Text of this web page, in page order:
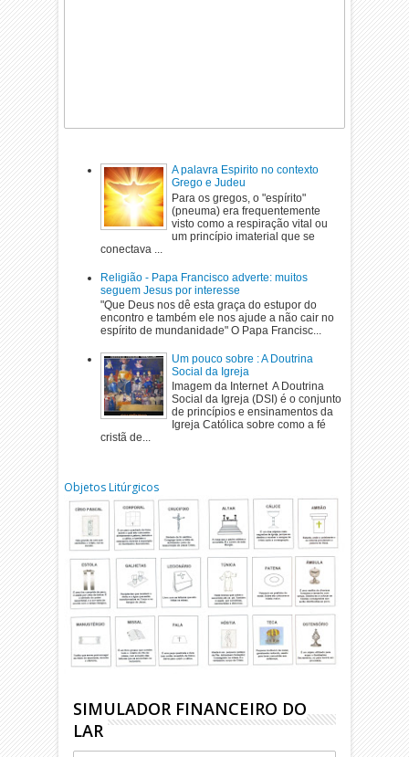
A palavra Espirito no contexto
Grego e Judeu
Para os gregos, o "espírito"
(pneuma) era frequentemente
visto como a respiração vital ou
um princípio imaterial que se
conectava ...
Religião - Papa Francisco adverte: muitos
seguem Jesus por interesse
"Que Deus nos dê esta graça do estupor do
encontro e também ele nos ajude a não cair no
espírito de mundanidade" O Papa Francisc...
Um pouco sobre : A Doutrina
Social da Igreja
Imagem da Internet A Doutrina
Social da Igreja (DSI) é o conjunto
de princípios e ensinamentos da
Igreja Católica sobre como a fé
cristã de...
Objetos Litúrgicos
SIMULADOR FINANCEIRO DO
LAR